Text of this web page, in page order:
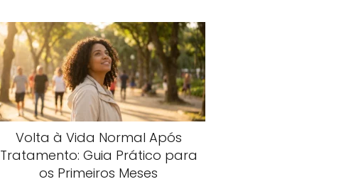
Volta à Vida Normal Após
Tratamento: Guia Prático para
os Primeiros Meses